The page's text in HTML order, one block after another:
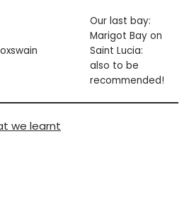
Our last bay:
Marigot Bay on
Saint Lucia:
also to be
recommended!
we learnt